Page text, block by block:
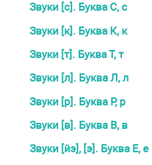
Звуки [с]. Буква С, с
Звуки [к]. Буква К, к
Звуки [т]. Буква Т, т
Звуки [л]. Буква Л, л
Звуки [р]. Буква Р, р
Звуки [в]. Буква В, в
Звуки [йэ], [э]. Буква Е, е